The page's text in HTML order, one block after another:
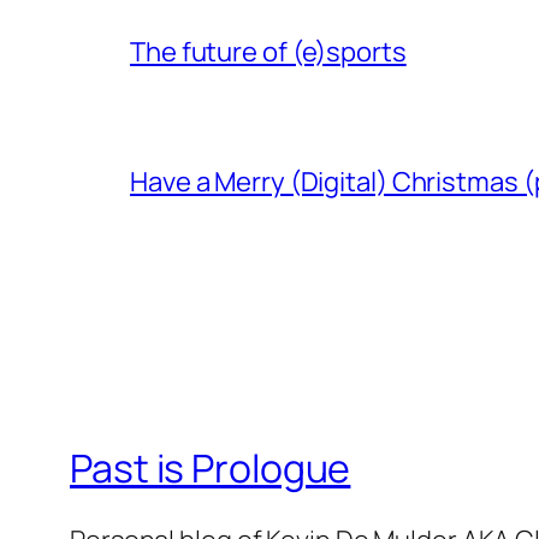
The future of (e)sports
Have a Merry (Digital) Christmas
Past is Prologue